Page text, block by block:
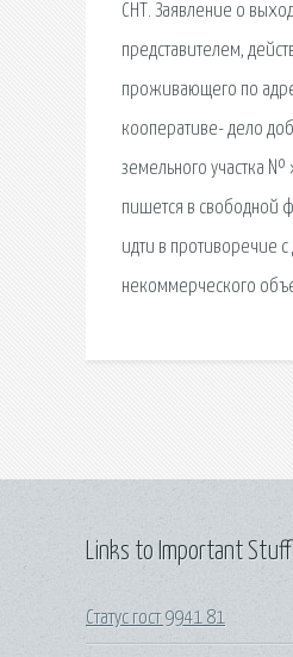
СНТ. Заявление о
представителем,
проживающего по
кооперативе- дело
земельного участка
пишется в свободной
идти в противоречие
некоммерческого
Links to Important Stuff
Статус гост 9941 81